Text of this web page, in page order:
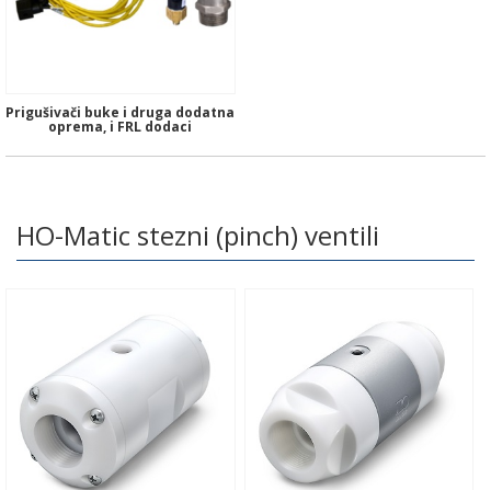
Prigušivači buke i druga dodatna
oprema, i FRL dodaci
HO-Matic stezni (pinch) ventili